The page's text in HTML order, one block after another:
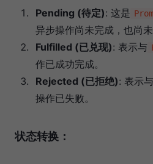
Pending (待定): 这是
异步操作尚未完成，也尚未
Fulfilled (已兑现): 表示与
作已成功完成。
Rejected (已拒绝): 表示与
操作已失败。
状态转换：